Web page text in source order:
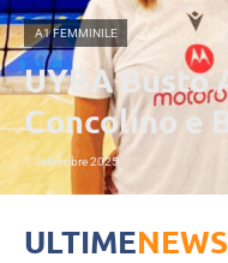
A1 FEMMINILE
UYBA Busto
Concolino e
minivolley
squadra!
1 Settembre 2025
ULTIMENEWS